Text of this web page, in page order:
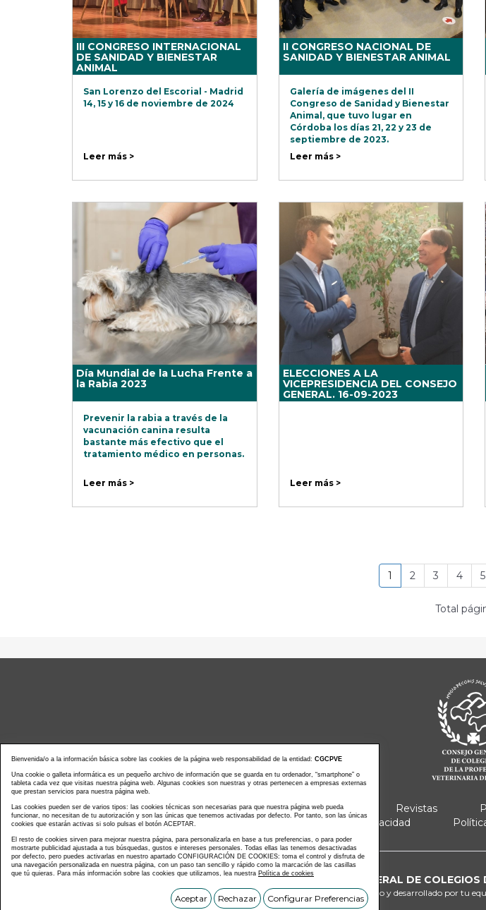
III CONGRESO INTERNACIONAL
DE SANIDAD Y BIENESTAR
ANIMAL
San Lorenzo del Escorial - Madrid
14, 15 y 16 de noviembre de 2024
Leer más >
II CONGRESO NACIONAL DE
SANIDAD Y BIENESTAR ANIMAL
Galería de imágenes del II
Congreso de Sanidad y Bienestar
Animal, que tuvo lugar en
Córdoba los días 21, 22 y 23 de
septiembre de 2023.
Leer más >
Día Mundial de la Lucha Frente a
la Rabia 2023
Prevenir la rabia a través de la
vacunación canina resulta
bastante más efectivo que el
tratamiento médico en personas.
Leer más >
ELECCIONES A LA
VICEPRESIDENCIA DEL CONSEJO
GENERAL. 16-09-2023
Leer más >
1 2 3 4 5
Total
Noticias actualidad Agenda de Actos Revistas
Política Privacidad
Copyright © CONSEJO GENERAL DE COLEGIOS
Diseñado y desarrollado por tu
Bienvenida/o a la información básica sobre las cookies de la página web responsabilidad de la entidad: CGCPVE
Una cookie o galleta informática es un pequeño archivo de información que se guarda en tu ordenador, “smartphone” o
tableta cada vez que visitas nuestra página web. Algunas cookies son nuestras y otras pertenecen a empresas externas
que prestan servicios para nuestra página web.
Las cookies pueden ser de varios tipos: las cookies técnicas son necesarias para que nuestra página web pueda
funcionar, no necesitan de tu autorización y son las únicas que tenemos activadas por defecto. Por tanto, son las únicas
cookies que estarán activas si solo pulsas el botón ACEPTAR.
El resto de cookies sirven para mejorar nuestra página, para personalizarla en base a tus preferencias, o para poder
mostrarte publicidad ajustada a tus búsquedas, gustos e intereses personales. Todas ellas las tenemos desactivadas
por defecto, pero puedes activarlas en nuestro apartado CONFIGURACIÓN DE COOKIES: toma el control y disfruta de
una navegación personalizada en nuestra página, con un paso tan sencillo y rápido como la marcación de las casillas
que tú quieras. Para más información sobre las cookies que utilizamos, lea nuestra Política de cookies
Aceptar Rechazar Configurar Preferencias